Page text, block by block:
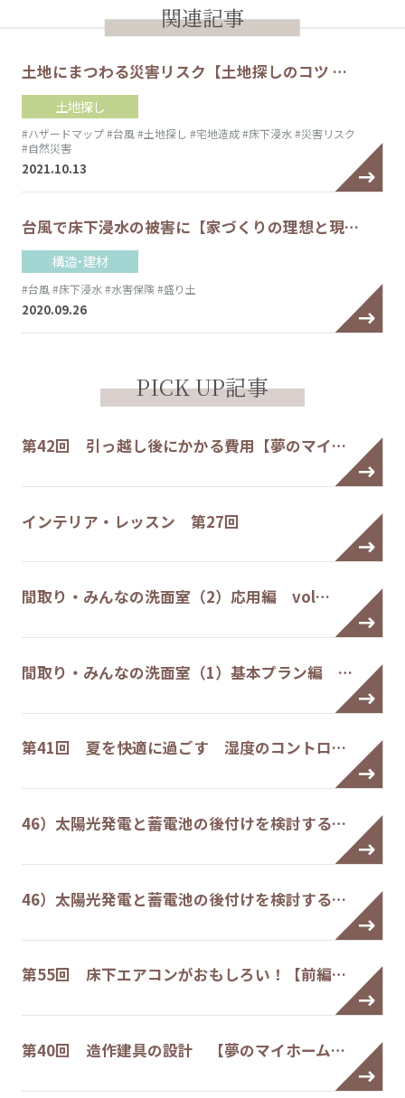
関連記事
土地にまつわる災害リスク【土地探しのコツ …
土地探し
#ハザードマップ#台風#土地探し #宅地造成#床下浸水 #災害リスク
#自然災害
2021.10.13
台風で床下浸水の被害に【家づくりの理想と現…
構造・建材
#台風#床下浸水 #水害保険#盛り土
2020.09.26
PICK UP記事
第42回 引っ越し後にかかる費用【夢のマイ…
インテリア・レッスン 第27回
間取り・みんなの洗面室（2）応用編 vol…
間取り・みんなの洗面室（1）基本プラン編 …
第41回 夏を快適に過ごす 湿度のコントロ…
46）太陽光発電と蓄電池の後付けを検討する…
46）太陽光発電と蓄電池の後付けを検討する…
第55回 床下エアコンがおもしろい！【前編…
第40回 造作建具の設計 【夢のマイホーム…